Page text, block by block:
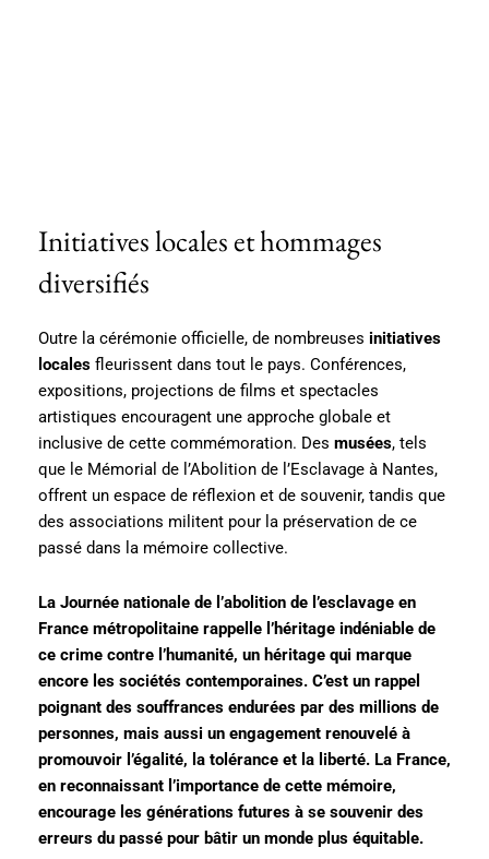
Initiatives locales et hommages
diversifiés
Outre la cérémonie officielle, de nombreuses initiatives
locales fleurissent dans tout le pays. Conférences,
expositions, projections de films et spectacles
artistiques encouragent une approche globale et
inclusive de cette commémoration. Des musées, tels
que le Mémorial de l’Abolition de l’Esclavage à Nantes,
offrent un espace de réflexion et de souvenir, tandis que
des associations militent pour la préservation de ce
passé dans la mémoire collective.
La Journée nationale de l’abolition de l’esclavage en
France métropolitaine rappelle l’héritage indéniable de
ce crime contre l’humanité, un héritage qui marque
encore les sociétés contemporaines. C’est un rappel
poignant des souffrances endurées par des millions de
personnes, mais aussi un engagement renouvelé à
promouvoir l’égalité, la tolérance et la liberté. La France,
en reconnaissant l’importance de cette mémoire,
encourage les générations futures à se souvenir des
erreurs du passé pour bâtir un monde plus équitable.